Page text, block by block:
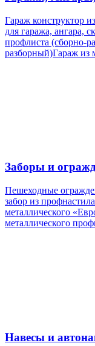
Гараж конструктор
для гаража, ангара,
профлиста (сборно-
разборный)Гараж из
Заборы и
Пешеходные
забор из профнастила
металлического
металлического
Навесы и